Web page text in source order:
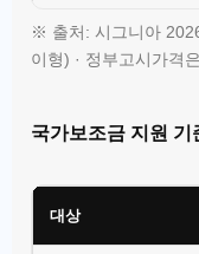
※ 출처: 시그니아
이형) · 정부고시가격
국가보조금 지원 기
대상